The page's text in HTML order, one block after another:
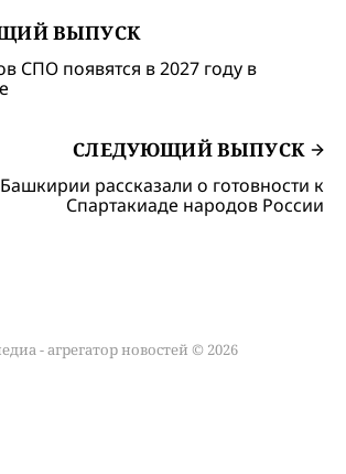
ВЫПУСК
СПО появятся в 2027 году в
СЛЕДУЮЩИЙ ВЫПУСК
рассказали о готовности к
Спартакиаде народов России
- агрегатор новостей © 2026